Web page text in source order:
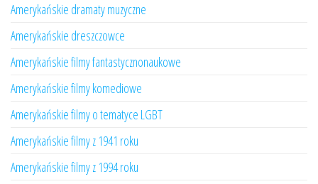
Amerykańskie dramaty muzyczne
Amerykańskie dreszczowce
Amerykańskie filmy fantastycznonaukowe
Amerykańskie filmy komediowe
Amerykańskie filmy o tematyce LGBT
Amerykańskie filmy z 1941 roku
Amerykańskie filmy z 1994 roku